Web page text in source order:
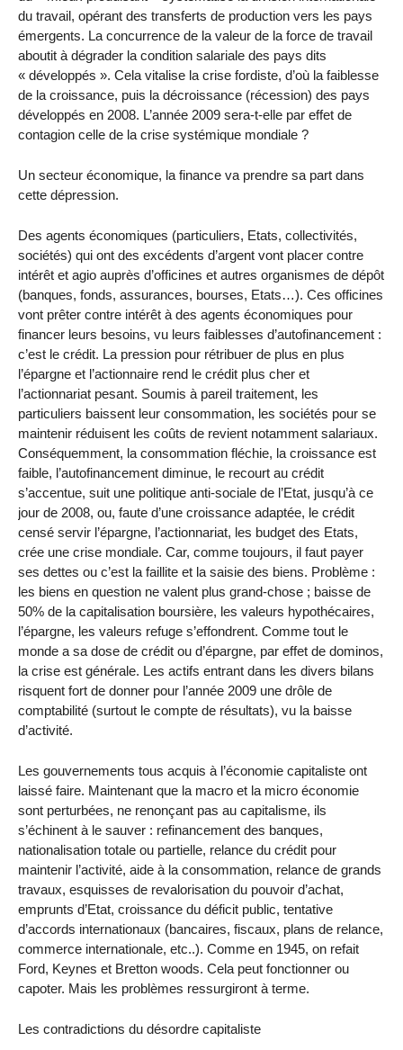
du travail, opérant des transferts de production vers les pays
émergents. La concurrence de la valeur de la force de travail
aboutit à dégrader la condition salariale des pays dits
« développés ». Cela vitalise la crise fordiste, d’où la faiblesse
de la croissance, puis la décroissance (récession) des pays
développés en 2008. L’année 2009 sera-t-elle par effet de
contagion celle de la crise systémique mondiale ?
Un secteur économique, la finance va prendre sa part dans
cette dépression.
Des agents économiques (particuliers, Etats, collectivités,
sociétés) qui ont des excédents d’argent vont placer contre
intérêt et agio auprès d’officines et autres organismes de dépôt
(banques, fonds, assurances, bourses, Etats…). Ces officines
vont prêter contre intérêt à des agents économiques pour
financer leurs besoins, vu leurs faiblesses d’autofinancement :
c’est le crédit. La pression pour rétribuer de plus en plus
l’épargne et l’actionnaire rend le crédit plus cher et
l’actionnariat pesant. Soumis à pareil traitement, les
particuliers baissent leur consommation, les sociétés pour se
maintenir réduisent les coûts de revient notamment salariaux.
Conséquemment, la consommation fléchie, la croissance est
faible, l’autofinancement diminue, le recourt au crédit
s’accentue, suit une politique anti-sociale de l’Etat, jusqu’à ce
jour de 2008, ou, faute d’une croissance adaptée, le crédit
censé servir l’épargne, l’actionnariat, les budget des Etats,
crée une crise mondiale. Car, comme toujours, il faut payer
ses dettes ou c’est la faillite et la saisie des biens. Problème :
les biens en question ne valent plus grand-chose ; baisse de
50% de la capitalisation boursière, les valeurs hypothécaires,
l’épargne, les valeurs refuge s’effondrent. Comme tout le
monde a sa dose de crédit ou d’épargne, par effet de dominos,
la crise est générale. Les actifs entrant dans les divers bilans
risquent fort de donner pour l’année 2009 une drôle de
comptabilité (surtout le compte de résultats), vu la baisse
d’activité.
Les gouvernements tous acquis à l’économie capitaliste ont
laissé faire. Maintenant que la macro et la micro économie
sont perturbées, ne renonçant pas au capitalisme, ils
s’échinent à le sauver : refinancement des banques,
nationalisation totale ou partielle, relance du crédit pour
maintenir l’activité, aide à la consommation, relance de grands
travaux, esquisses de revalorisation du pouvoir d’achat,
emprunts d’Etat, croissance du déficit public, tentative
d’accords internationaux (bancaires, fiscaux, plans de relance,
commerce internationale, etc..). Comme en 1945, on refait
Ford, Keynes et Bretton woods. Cela peut fonctionner ou
capoter. Mais les problèmes ressurgiront à terme.
Les contradictions du désordre capitaliste